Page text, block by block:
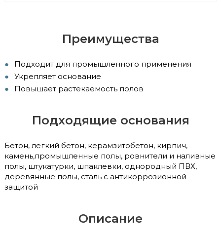
Преимущества
Подходит для промышленного применения
Укрепляет основание
Повышает растекаемость полов
Подходящие основания
Бетон, легкий бетон, керамзитобетон, кирпич,
камень,промышленные полы, ровнители и наливные
полы, штукатурки, шпаклевки, однородный ПВХ,
деревянные полы, сталь с антикоррозионной
защитой
Описание